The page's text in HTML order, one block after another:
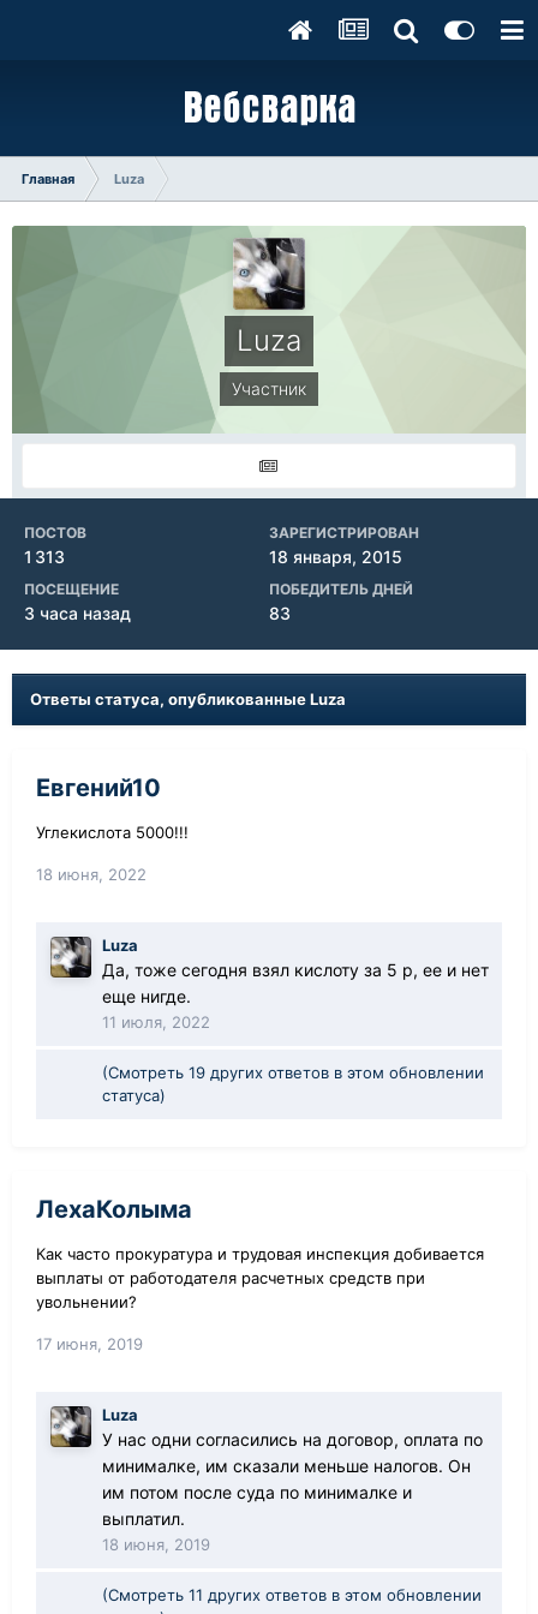
Главная Luza
Luza
Участник
ПОСТОВ
1 313
ЗАРЕГИСТРИРОВАН
18 января, 2015
ПОСЕЩЕНИЕ
3 часа назад
ПОБЕДИТЕЛЬ ДНЕЙ
83
Ответы статуса, опубликованные Luza
Евгений10
Углекислота 5000!!!
18 июня, 2022
Luza
Да, тоже сегодня взял кислоту за 5 р, ее и нет
еще нигде.
11 июля, 2022
(Смотреть 19 других ответов в этом обновлении
статуса)
ЛехаКолыма
Как часто прокуратура и трудовая инспекция добивается
выплаты от работодателя расчетных средств при
увольнении?
17 июня, 2019
Luza
У нас одни согласились на договор, оплата по
минималке, им сказали меньше налогов. Он
им потом после суда по минималке и
выплатил.
18 июня, 2019
(Смотреть 11 других ответов в этом обновлении